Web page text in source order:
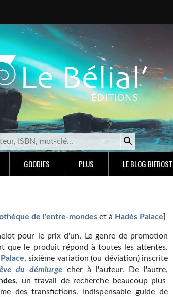
GOODIES PLUS LE BLOG BIFROST
de l'entre-mondes et à Hadès Palace]
pour le prix d'un. Le genre de promotion
que le produit répond à toutes les attentes.
, sixième variation (ou déviation) inscrite
du démiurge cher à l'auteur. De l'autre,
, un travail de recherche beaucoup plus
des transfictions. Indispensable guide de